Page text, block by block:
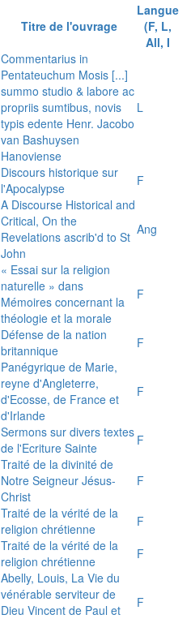
Titre de l'ouvrage
Langue
(F, L,
All, I
Commentarius in
Pentateuchum Mosis [...]
summo studio & labore ac
propriis sumtibus, novis
typis edente Henr. Jacobo
van Bashuysen
Hanoviense
L
Discours historique sur
l'Apocalypse
F
A Discourse Historical and
Critical, On the
Revelations ascrib'd to St
John
Ang
« Essai sur la religion
naturelle » dans
Mémoires concernant la
théologie et la morale
F
Défense de la nation
britannique
F
Panégyrique de Marie,
reyne d'Angleterre,
d'Ecosse, de France et
d'Irlande
F
Sermons sur divers textes
de l'Ecriture Sainte
F
Traité de la divinité de
Notre Seigneur Jésus-
Christ
F
Traité de la vérité de la
religion chrétienne
F
Traité de la vérité de la
religion chrétienne
F
Abelly, Louis, La Vie du
vénérable serviteur de
Dieu Vincent de Paul et
F